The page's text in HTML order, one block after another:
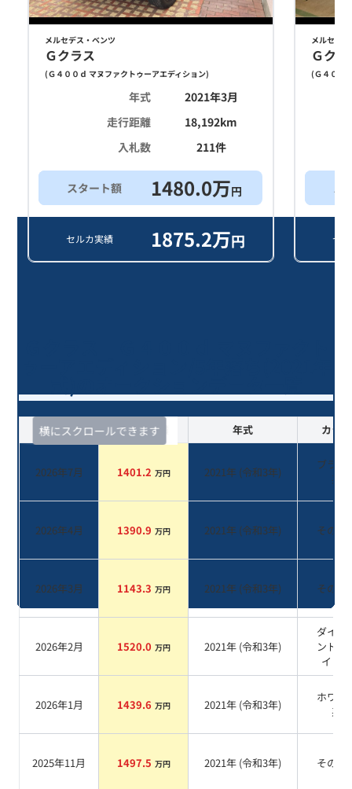
メルセデス・ベンツ
Ｇクラス
(Ｇ４００ｄ マヌファクトゥーアエディション)
年式
2021年3月
走行距離
18,192km
入札数
211件
スタート額 1480.0万円
セルカ実績 1875.2万円
メルセデ
Ｇク
(Ｇ４００
セ
横にスクロールできます
査定時期 セルカ実績 年式 カラー
2026年7月 1401.2 万円 2021年 (令和3年)
ブラッ
系
2026年4月 1390.9 万円 2021年 (令和3年) その他
2026年3月 1143.3 万円 2021年 (令和3年) その他
2026年2月 1520.0 万円 2021年 (令和3年)
ダイヤ
ンドホ
イト
2026年1月 1439.6 万円 2021年 (令和3年)
ホワイ
系
2025年11月 1497.5 万円 2021年 (令和3年) その他